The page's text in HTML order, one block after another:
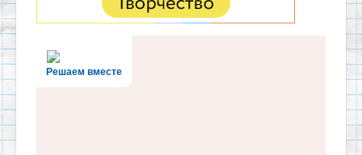
Решаем вместе